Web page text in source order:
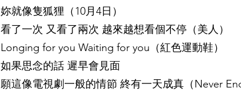
妳就像隻狐狸（10月4日）
看了一次 又看了兩次 越來越想看個不停（美人）
Longing for you Waiting for you（紅色運動鞋）
如果思念的話 遲早會見面
願這像電視劇一般的情節 終有一天成真（Never